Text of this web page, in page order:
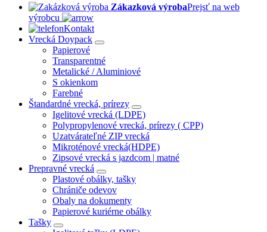
Zákazková výrobaPrejsť na web
výrobcu
Kontakt
Vrecká Doypack
Papierové
Transparentné
Metalické / Aluminiové
S okienkom
Farebné
Štandardné vrecká, prírezy
Igelitové vrecká (LDPE)
Polypropylenové vrecká, prírezy ( CPP)
Uzatvárateľné ZIP vrecká
Mikroténové vrecká(HDPE)
Zipsové vrecká s jazdcom | matné
Prepravné vrecká
Plastové obálky, tašky
Chrániče odevov
Obaly na dokumenty
Papierové kuriérne obálky
Tašky